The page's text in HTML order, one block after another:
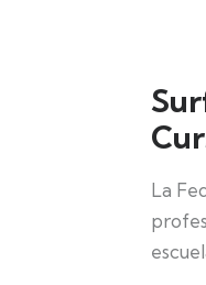
La